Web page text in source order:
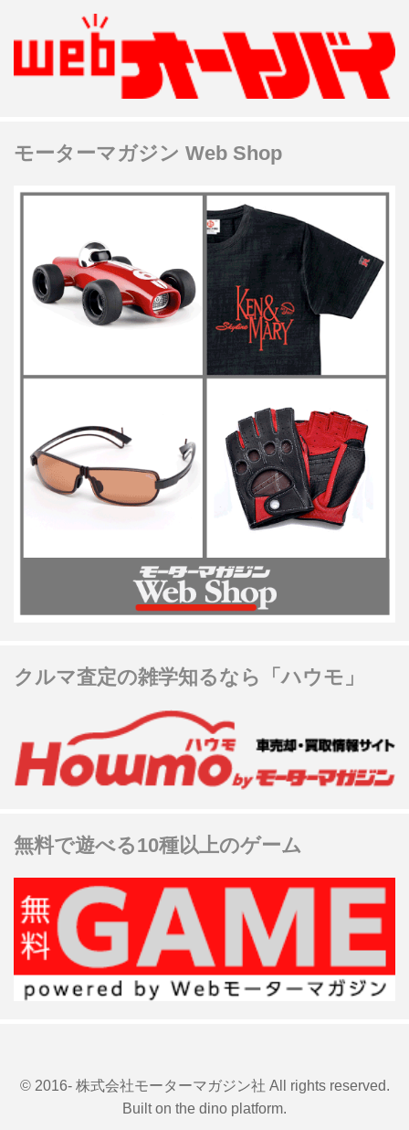
モーターマガジン Web Shop
クルマ査定の雑学知るなら「ハウモ」
無料で遊べる10種以上のゲーム
© 2016- 株式会社モーターマガジン社 All rights reserved.
Built on the dino platform.